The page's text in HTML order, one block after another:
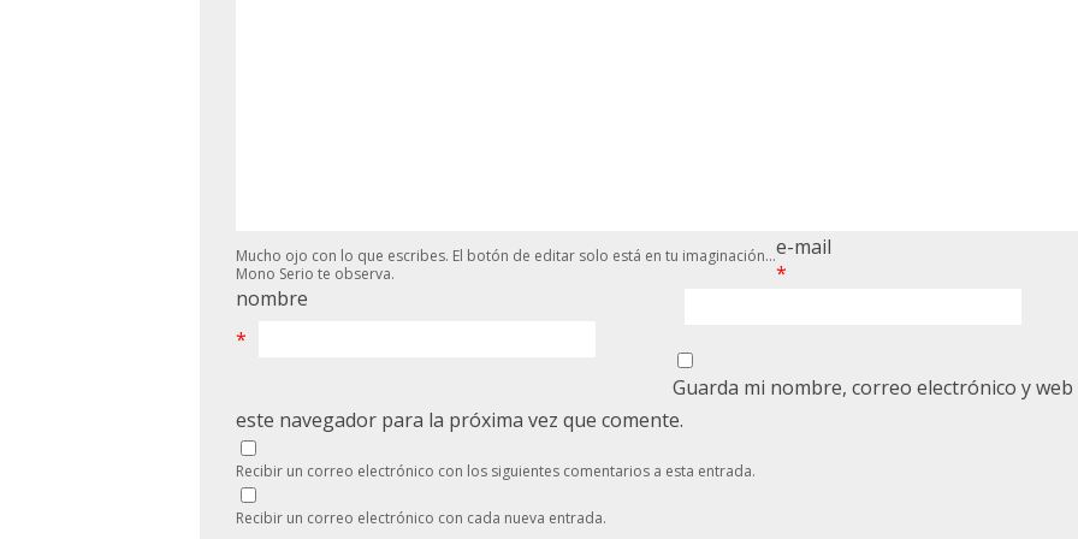
Mucho ojo con lo que escribes. El botón de editar solo está en tu imaginación...
Mono Serio te observa.
nombre
*
e-mail
*
Guarda mi nombre, correo electrónico y web
este navegador para la próxima vez que comente.
Recibir un correo electrónico con los siguientes comentarios a esta entrada.
Recibir un correo electrónico con cada nueva entrada.